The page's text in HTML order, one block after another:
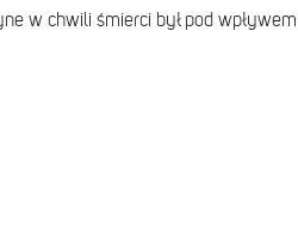
w chwili śmierci był pod wpływem